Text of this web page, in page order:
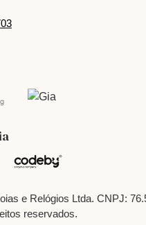
e Relógios Ltda. CNPJ:
reservados.